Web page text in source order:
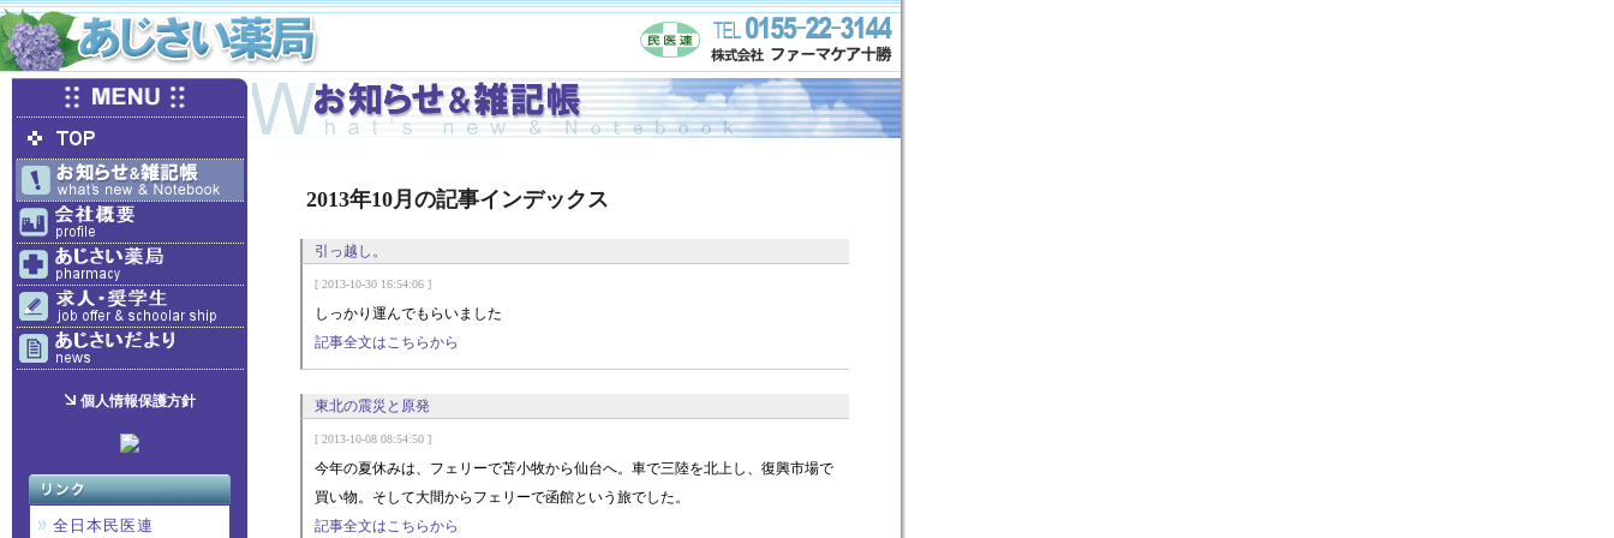
個人情報保護方針
全日本民医連
2013年10月の記事インデックス
引っ越し。
[ 2013-10-30 16:54:06 ]
しっかり運んでもらいました
記事全文はこちらから
東北の震災と原発
[ 2013-10-08 08:54:50 ]
今年の夏休みは、フェリーで苫小牧から仙台へ。車で三陸を北上し、復興市場で
買い物。そして大間からフェリーで函館という旅でした。
記事全文はこちらから